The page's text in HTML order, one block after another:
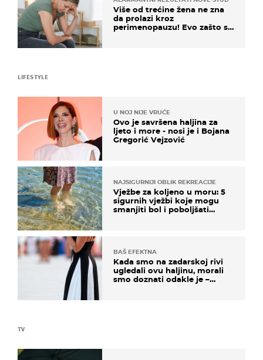
Više od trećine žena ne zna
da prolazi kroz
perimenopauzu! Evo zašto su
TV
LIFESTYLE
U NOJ NIJE VRUĆE
Ovo je savršena haljina za
ljeto i more - nosi je i Bojana
Gregorić Vejzović
NAJSIGURNIJI OBLIK REKREACIJE
Vježbe za koljeno u moru: 5
sigurnih vježbi koje mogu
smanjiti bol i poboljšati
BAŠ EFEKTNA
Kada smo na zadarskoj rivi
ugledali ovu haljinu, morali
smo doznati odakle je –